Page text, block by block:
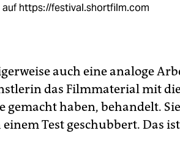
auf https://festival.shortfilm.com
auch eine analoge
das Filmmaterial mit
gemacht haben, behandelt.
Test geschubbert. Das